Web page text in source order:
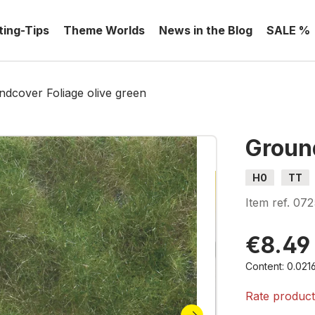
Tips Theme Worlds News in the Blog SALE %
Foliage olive green
H0 TT
Item ref.
€8.49
Content:
Rate product